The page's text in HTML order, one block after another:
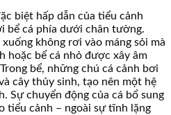
biệt hấp dẫn của tiểu cảnh
bể cá phía dưới chân tường.
không rơi vào máng sỏi mà
hoặc bể cá nhỏ được xây âm
bể, những chú cá cảnh bơi
cây thủy sinh, tạo nên một hệ
Sự chuyển động của cá bổ sung
tiểu cảnh – ngoài sự tĩnh lặng